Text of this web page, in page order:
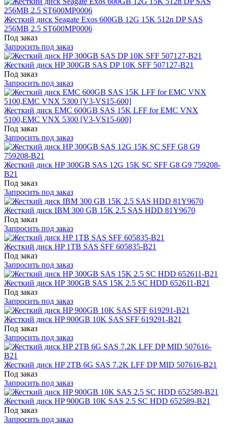
Жесткий диск Seagate Exos 600GB 12G 15K 512n DP SAS
256MB 2.5 ST600MP0006
Под заказ
Запросить под заказ
Жесткий диск HP 300GB SAS DP 10K SFF 507127-B21
Под заказ
Запросить под заказ
Жесткий диск EMC 600GB SAS 15K LFF for EMC VNX
5100,EMC VNX 5300 [V3-VS15-600]
Под заказ
Запросить под заказ
Жесткий диск HP 300GB SAS 12G 15K SC SFF G8 G9 759208-
B21
Под заказ
Запросить под заказ
Жесткий диск IBM 300 GB 15K 2.5 SAS HDD 81Y9670
Под заказ
Запросить под заказ
Жесткий диск HP 1TB SAS SFF 605835-B21
Под заказ
Запросить под заказ
Жесткий диск HP 300GB SAS 15K 2.5 SC HDD 652611-B21
Под заказ
Запросить под заказ
Жесткий диск HP 900GB 10K SAS SFF 619291-B21
Под заказ
Запросить под заказ
Жесткий диск HP 2TB 6G SAS 7.2K LFF DP MID 507616-B21
Под заказ
Запросить под заказ
Жесткий диск HP 900GB 10K SAS 2.5 SC HDD 652589-B21
Под заказ
Запросить под заказ